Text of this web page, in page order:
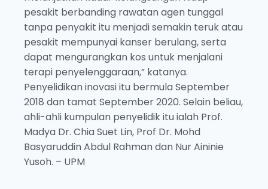
pesakit berbanding rawatan agen tunggal
tanpa penyakit itu menjadi semakin teruk atau
pesakit mempunyai kanser berulang, serta
dapat mengurangkan kos untuk menjalani
terapi penyelenggaraan,” katanya.
Penyelidikan inovasi itu bermula September
2018 dan tamat September 2020. Selain beliau,
ahli-ahli kumpulan penyelidik itu ialah Prof.
Madya Dr. Chia Suet Lin, Prof Dr. Mohd
Basyaruddin Abdul Rahman dan Nur Aininie
Yusoh. – UPM